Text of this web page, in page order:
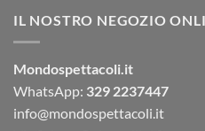
IL NOSTRO NEGOZIO
Mondospettacoli.it
WhatsApp: 329 2237447
info@mondospettacoli.it